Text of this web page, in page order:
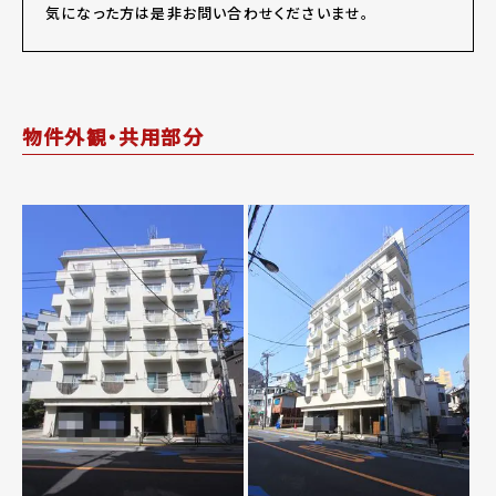
気になった方は是非お問い合わせくださいませ。
物件外観・共用部分